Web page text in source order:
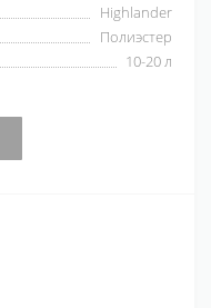
Highlander
Полиэстер
10-20 л